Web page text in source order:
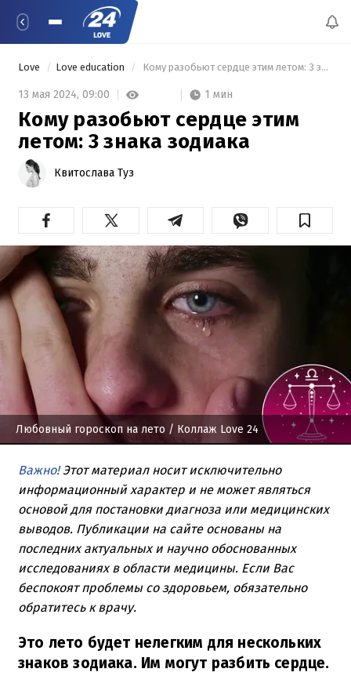
Love Love education Кому разобьют сердце этим летом: 3 знака зодиака
13 мая 2024, 09:00 1 мин
Кому разобьют сердце этим
летом: 3 знака зодиака
Квитослава Туз
Любовный гороскоп на лето / Коллаж Love 24
Важно!Этот материал носит исключительно
информационный характер и не может являться
основой для постановки диагноза или медицинских
выводов. Публикации на сайте основаны на
последних актуальных и научно обоснованных
исследованиях в области медицины. Если Вас
беспокоят проблемы со здоровьем, обязательно
обратитесь к врачу.
Это лето будет нелегким для нескольких
знаков зодиака. Им могут разбить сердце.